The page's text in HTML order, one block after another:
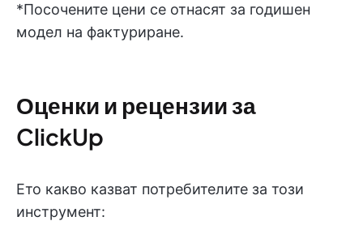
*Посочените цени се отнасят за годишен
модел на фактуриране.
Оценки и рецензии за
ClickUp
Ето какво казват потребителите за този
инструмент: